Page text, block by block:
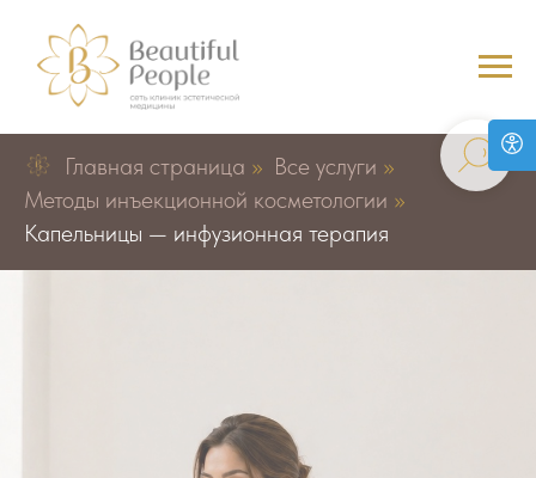
Главная страница » Все услуги »
Методы инъекционной косметологии »
Капельницы —​ инфузионная терапия